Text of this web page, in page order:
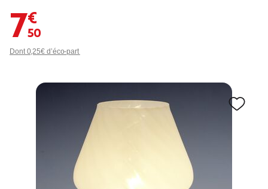
7,50 €
Dont 0,25€ d’éco-part